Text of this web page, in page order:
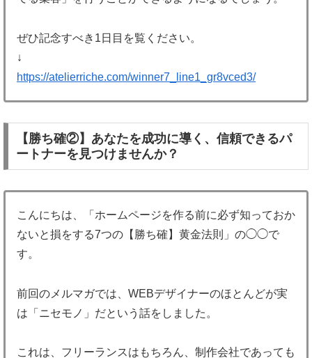
ぜひ記念すべき1日目を覧ください。
↓
https://atelierriche.com/winner7_line1_gr8vced3/
【勝ち確②】あなたを成功に導く、信頼できるパ
ートナーを見つけませんか？
こんにちは、「ホームページを作る前に必ず知っておか
ないと損をする7つの【勝ち確】黄金法則」の◯◯で
す。
前回のメルマガでは、WEBデザイナーのほとんどが実
は「ニセモノ」だという話をしました。
これは、フリーランスはもちろん、制作会社であっても